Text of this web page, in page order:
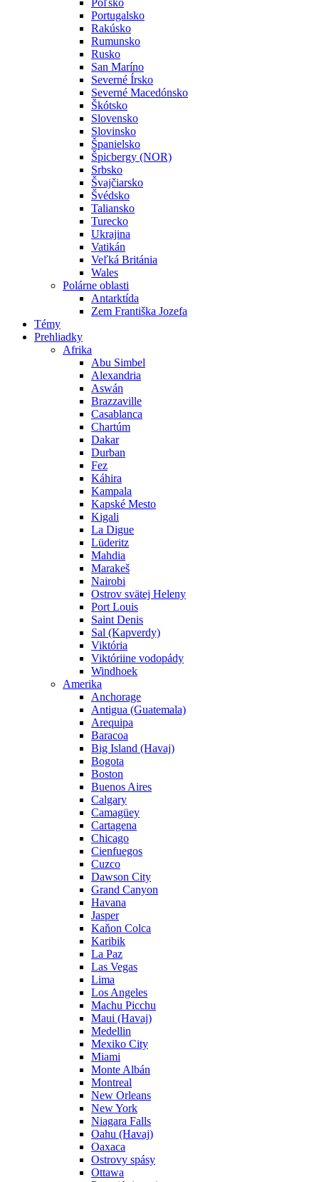
Poľsko
Portugalsko
Rakúsko
Rumunsko
Rusko
San Maríno
Severné Írsko
Severné Macedónsko
Škótsko
Slovensko
Slovinsko
Španielsko
Špicbergy (NOR)
Srbsko
Švajčiarsko
Švédsko
Taliansko
Turecko
Ukrajina
Vatikán
Veľká Británia
Wales
Polárne oblasti
Antarktída
Zem Františka Jozefa
Témy
Prehliadky
Afrika
Abu Simbel
Alexandria
Aswán
Brazzaville
Casablanca
Chartúm
Dakar
Durban
Fez
Káhira
Kampala
Kapské Mesto
Kigali
La Digue
Lüderitz
Mahdia
Marakeš
Nairobi
Ostrov svätej Heleny
Port Louis
Saint Denis
Sal (Kapverdy)
Viktória
Viktóriine vodopády
Windhoek
Amerika
Anchorage
Antigua (Guatemala)
Arequipa
Baracoa
Big Island (Havaj)
Bogota
Boston
Buenos Aires
Calgary
Camagüey
Cartagena
Chicago
Cienfuegos
Cuzco
Dawson City
Grand Canyon
Havana
Jasper
Kaňon Colca
Karibik
La Paz
Las Vegas
Lima
Los Angeles
Machu Picchu
Maui (Havaj)
Medellin
Mexiko City
Miami
Monte Albán
Montreal
New Orleans
New York
Niagara Falls
Oahu (Havaj)
Oaxaca
Ostrovy spásy
Ottawa